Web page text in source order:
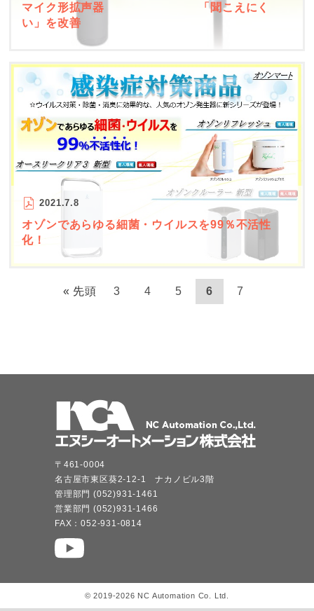
マイク形拡声器 「聞こえにく
い」を改善
2021.7.8
オゾンであらゆる細菌・ウイルスを99％不活性
化！
« 先頭 3 4 5 6 7
〒461-0004
名古屋市東区葵2-12-1 ナカノビル3階
管理部門 (052)931-1461
営業部門 (052)931-1466
FAX：052-931-0814
© 2019-2026 NC Automation Co. Ltd.